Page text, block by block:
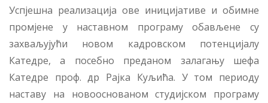
Успjешна реализација ове иницијативе и обимне
промјене у наставном програму обављене су
захваљујући новом кадровском потенцијалу
Катедре, а посебно преданом залагању шефа
Катедре проф. др Рајка Куљића. У том периоду
наставу на новооснованом студијском програму